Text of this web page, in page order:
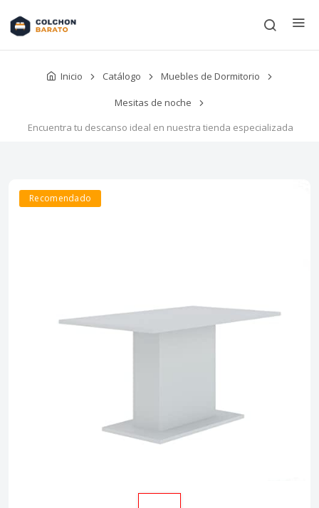
Inicio Catálogo Muebles de Dormitorio
Mesitas de noche
Encuentra tu descanso ideal en nuestra tienda especializada
Recomendado